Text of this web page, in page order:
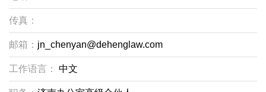
传真：
邮箱： jn_chenyan@dehenglaw.com
工作语言： 中文